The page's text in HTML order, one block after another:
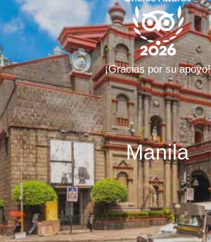
Manila
¡Gracias por su apoyo!